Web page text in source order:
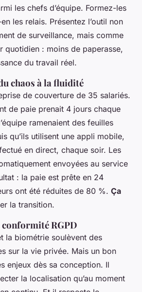
les chefs d’équipe. Formez-les
les relais. Présentez l’outil non
de surveillance, mais comme
quotidien : moins de paperasse,
du travail réel.
chaos à la fluidité
de couverture de 35 salariés.
de paie prenait 4 jours chaque
ramenaient des feuilles
qu’ils utilisent une appli mobile,
en direct, chaque soir. Les
envoyées au service
: la paie est prête en 24
ont été réduites de 80 %. Ça
la transition.
RGPD
la biométrie soulèvent des
sur la vie privée. Mais un bon
enjeux dès sa conception. Il
la localisation qu’au moment